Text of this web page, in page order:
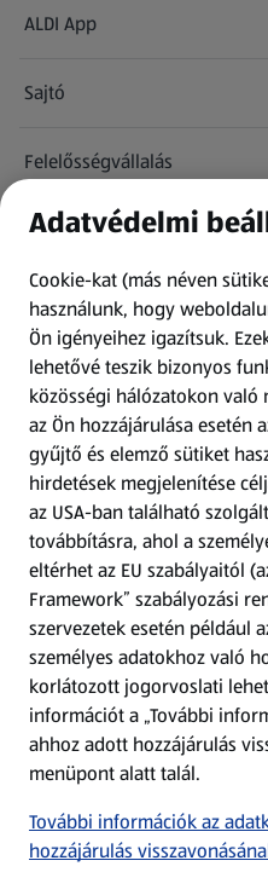
ALDI App
Sajtó
Felelősségvállalás
Információk
Kérdőív
Fizetési lehetőségek
ALDI utalványok
Árcsökkentés
Adattörlő alkalmazás
Szervizpont
(új oldalon nyílik meg)
Fedezz fel minket az
Töltsd le az ALDI
Adatvédelmi
Cookie-kat (más néven
használunk, hogy
Ön igényeihez igazítsuk.
lehetővé teszik bizonyos
közösségi hálózatokon való
az Ön hozzájárulása esetén
gyűjtő és elemző sütiket
hirdetések megjelenítése
az USA-ban található
továbbításra, ahol a
eltérhet az EU szabályaitól
Framework” szabályozási
szervezetek esetén például
személyes adatokhoz való
korlátozott jogorvoslati
információt a „További
ahhoz adott hozzájárulás
menüpont alatt talál.
További információk az
hozzájárulás